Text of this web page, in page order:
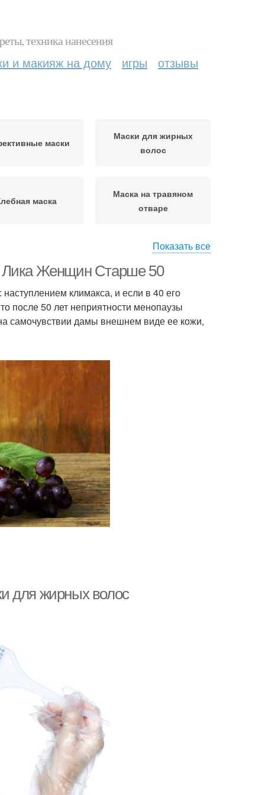
техника нанесения
и макияж на дому игры отзывы
маски
Маски для жирных
волос
маска
Маска на травяном
отваре
Показать все
Лика Женщин Старше 50
климакса, и если в 40 его
после 50 лет неприятности менопаузы
самочувствии дамы внешнем виде ее кожи,
для жирных волос